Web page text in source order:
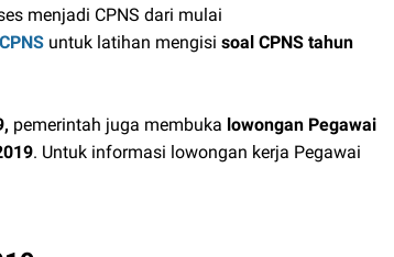
menjadi CPNS dari mulai
untuk latihan mengisi soal CPNS tahun
pemerintah juga membuka lowongan Pegawai
. Untuk informasi lowongan kerja Pegawai